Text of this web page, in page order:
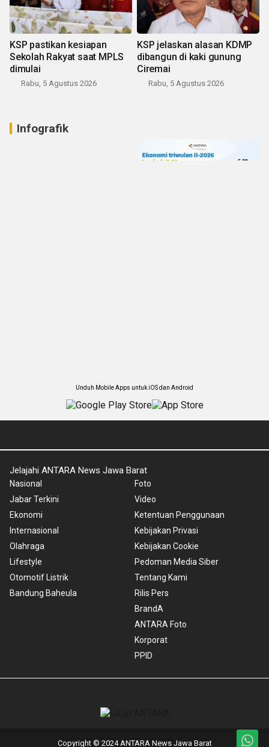
KSP pastikan kesiapan
Sekolah Rakyat saat MPLS
dimulai
Rabu, 5 Agustus 2026
KSP jelaskan alasan KDMP
dibangun di kaki gunung
Ciremai
Rabu, 5 Agustus 2026
Infografik
Unduh Mobile Apps untuk iOS dan Android
Jelajahi ANTARA News Jawa Barat
Nasional
Jabar Terkini
Ekonomi
Internasional
Olahraga
Lifestyle
Otomotif Listrik
Bandung Baheula
Foto
Video
Ketentuan Penggunaan
Kebijakan Privasi
Kebijakan Cookie
Pedoman Media Siber
Tentang Kami
Rilis Pers
BrandA
ANTARA Foto
Korporat
PPID
Copyright © 2024 ANTARA News Jawa Barat